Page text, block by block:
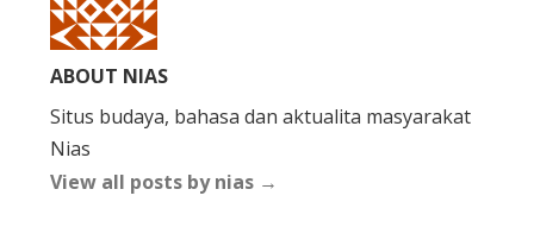
ABOUT NIAS
Situs budaya, bahasa dan aktualita masyarakat
Nias
View all posts by nias →